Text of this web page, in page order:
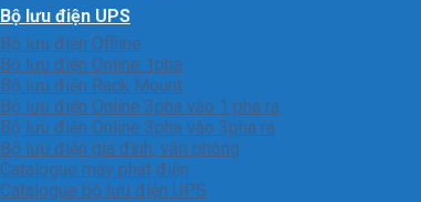
Bộ lưu điện UPS
Bộ lưu điện Offline
Bộ lưu điện Online 1pha
Bộ lưu điện Rack Mount
Bộ lưu điện Online 3pha vào 1 pha ra
Bộ lưu điện Online 3pha vào 3pha ra
Bộ lưu điện gia đình, văn phòng
Catalogue máy phát điện
Catalogue bộ lưu điện UPS